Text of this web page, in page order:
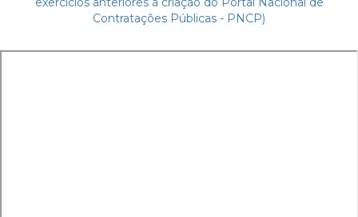
Contratações Públicas - PNCP)